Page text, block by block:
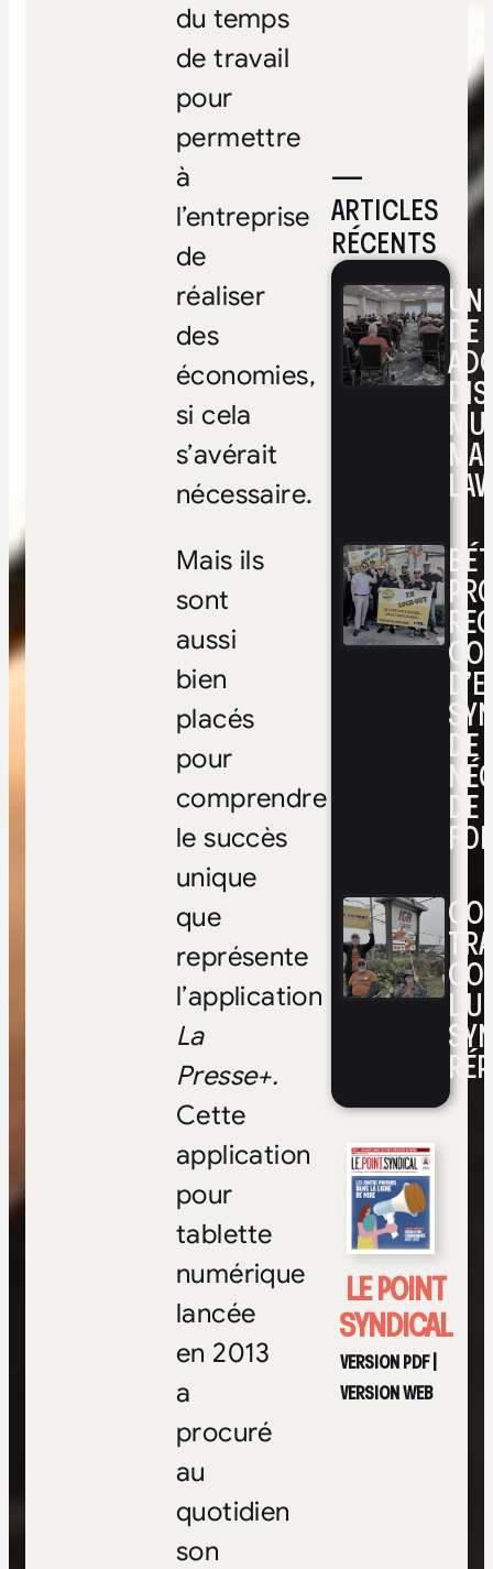
—
ARTICLES
RÉCENTS
DE
DE
DE
FOI
LE POINT
SYNDICAL
VERSION PDF|
VERSION WEB
du temps
de travail
pour
permettre
à
l’entreprise
de
réaliser
des
économies,
si cela
s’avérait
nécessaire.
Mais ils
sont
aussi
bien
placés
pour
comprendre
le succès
unique
que
représente
l’application
La
Presse+.
Cette
application
pour
tablette
numérique
lancée
en 2013
a
procuré
au
quotidien
son